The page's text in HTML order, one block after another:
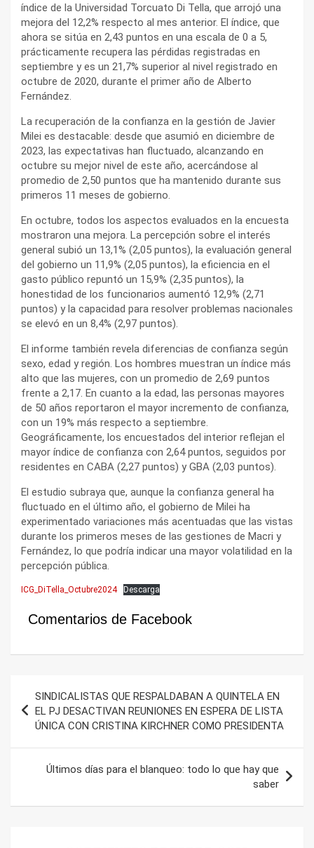
índice de la Universidad Torcuato Di Tella, que arrojó una
mejora del 12,2% respecto al mes anterior. El índice, que
ahora se sitúa en 2,43 puntos en una escala de 0 a 5,
prácticamente recupera las pérdidas registradas en
septiembre y es un 21,7% superior al nivel registrado en
octubre de 2020, durante el primer año de Alberto
Fernández.
La recuperación de la confianza en la gestión de Javier
Milei es destacable: desde que asumió en diciembre de
2023, las expectativas han fluctuado, alcanzando en
octubre su mejor nivel de este año, acercándose al
promedio de 2,50 puntos que ha mantenido durante sus
primeros 11 meses de gobierno.
En octubre, todos los aspectos evaluados en la encuesta
mostraron una mejora. La percepción sobre el interés
general subió un 13,1% (2,05 puntos), la evaluación general
del gobierno un 11,9% (2,05 puntos), la eficiencia en el
gasto público repuntó un 15,9% (2,35 puntos), la
honestidad de los funcionarios aumentó 12,9% (2,71
puntos) y la capacidad para resolver problemas nacionales
se elevó en un 8,4% (2,97 puntos).
El informe también revela diferencias de confianza según
sexo, edad y región. Los hombres muestran un índice más
alto que las mujeres, con un promedio de 2,69 puntos
frente a 2,17. En cuanto a la edad, las personas mayores
de 50 años reportaron el mayor incremento de confianza,
con un 19% más respecto a septiembre.
Geográficamente, los encuestados del interior reflejan el
mayor índice de confianza con 2,64 puntos, seguidos por
residentes en CABA (2,27 puntos) y GBA (2,03 puntos).
El estudio subraya que, aunque la confianza general ha
fluctuado en el último año, el gobierno de Milei ha
experimentado variaciones más acentuadas que las vistas
durante los primeros meses de las gestiones de Macri y
Fernández, lo que podría indicar una mayor volatilidad en la
percepción pública.
ICG_DiTella_Octubre2024 Descarga
Comentarios de Facebook
de
entradas
SINDICALISTAS QUE RESPALDABAN A QUINTELA EN
EL PJ DESACTIVAN REUNIONES EN ESPERA DE LISTA
ÚNICA CON CRISTINA KIRCHNER COMO PRESIDENTA
Últimos días para el blanqueo: todo lo que hay que
saber